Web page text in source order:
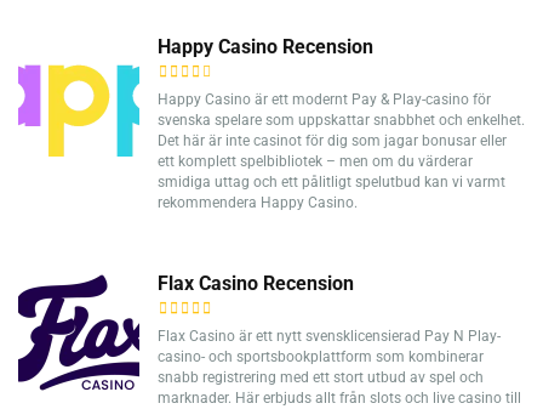
Happy Casino Recension
Happy Casino är ett modernt Pay & Play-casino för
svenska spelare som uppskattar snabbhet och enkelhet.
Det här är inte casinot för dig som jagar bonusar eller
ett komplett spelbibliotek – men om du värderar
smidiga uttag och ett pålitligt spelutbud kan vi varmt
rekommendera Happy Casino.
Flax Casino Recension
Flax Casino är ett nytt svensklicensierad Pay N Play-
casino- och sportsbookplattform som kombinerar
snabb registrering med ett stort utbud av spel och
marknader. Här erbjuds allt från slots och live casino till